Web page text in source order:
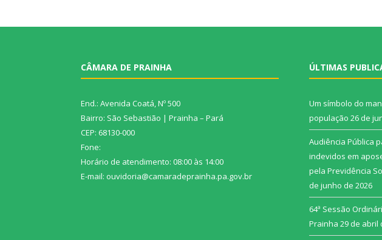
CÂMARA DE PRAINHA
End.: Avenida Coatá, Nº 500
Bairro: São Sebastião | Prainha – Pará
CEP: 68130-000
Fone:
Horário de atendimento: 08:00 às 14:00
E-mail: ouvidoria@camaradeprainha.pa.gov.br
ÚLTIMAS
Um símbolo do
população 26 de
Audiência Pública
indevidos em
pela Previdência
de junho de 2026
64ª Sessão
Prainha 29 de abril